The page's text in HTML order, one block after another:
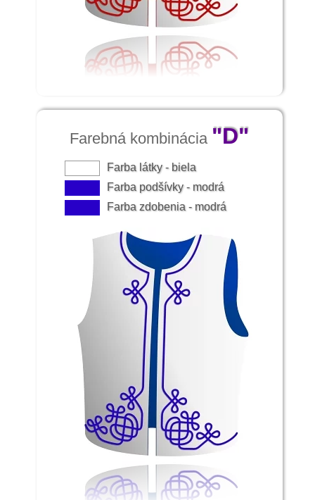
Farebná kombinácia "D"
Farba látky - biela
Farba podšívky - modrá
Farba zdobenia - modrá